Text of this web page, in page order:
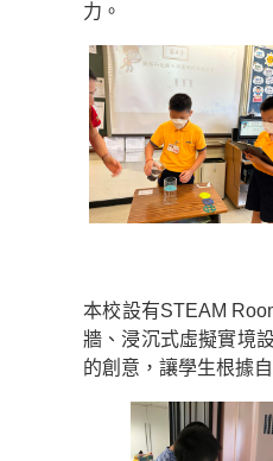
力。
本校設有STEAM
牆、浸沉式虛擬實境
的創意，讓學生根據